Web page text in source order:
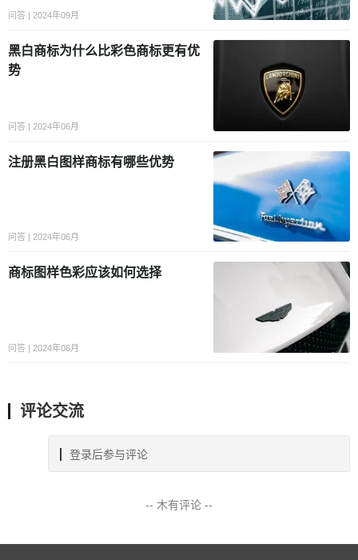
问答 | 2024年09月
黑白商标为什么比彩色商标更有优
势
问答 | 2024年06月
注册黑白图样商标有哪些优势
问答 | 2024年06月
商标图样色彩应该如何选择
问答 | 2024年06月
评论交流
登录后参与评论
-- 木有评论 --